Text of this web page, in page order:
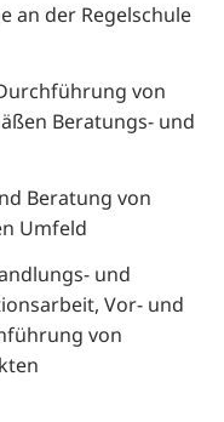
an der Regelschule
von
Beratungs- und
Beratung von
Umfeld
und
Vor- und
von